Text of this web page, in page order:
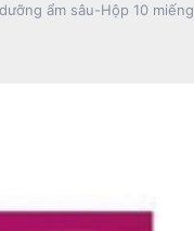
ẩm sâu-Hộp 10 miếng